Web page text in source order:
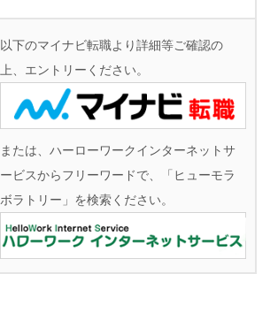
以下のマイナビ転職より詳細等ご確認の
上、エントリーください。
または、ハーローワークインターネットサ
ービスからフリーワードで、「ヒューモラ
ボラトリー」を検索ください。